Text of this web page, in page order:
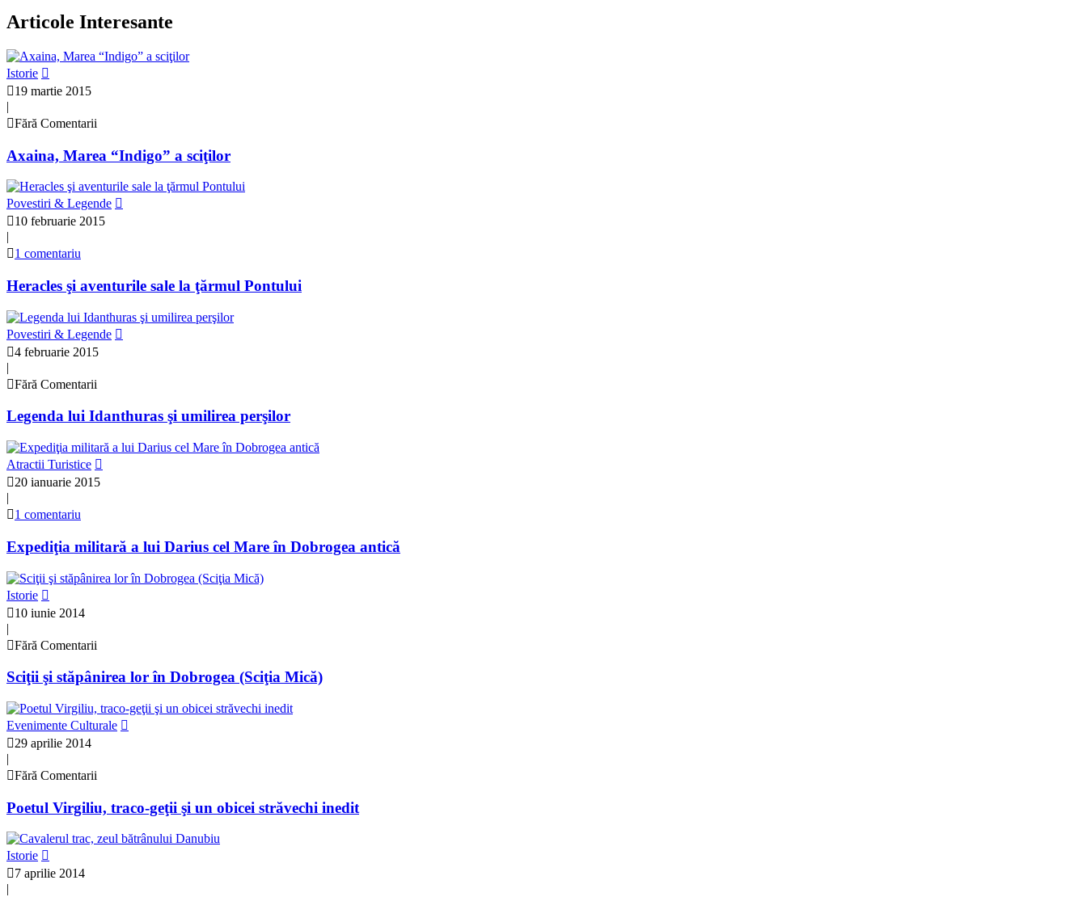
Articole Interesante
Istorie
19 martie 2015
|
Fără Comentarii
Axaina, Marea “Indigo” a sciţilor
Povestiri & Legende
10 februarie 2015
|
1 comentariu
Heracles şi aventurile sale la ţărmul Pontului
Povestiri & Legende
4 februarie 2015
|
Fără Comentarii
Legenda lui Idanthuras şi umilirea perşilor
Atractii Turistice
20 ianuarie 2015
|
1 comentariu
Expediţia militară a lui Darius cel Mare în Dobrogea antică
Istorie
10 iunie 2014
|
Fără Comentarii
Sciţii şi stăpânirea lor în Dobrogea (Sciţia Mică)
Evenimente Culturale
29 aprilie 2014
|
Fără Comentarii
Poetul Virgiliu, traco-geţii şi un obicei străvechi inedit
Istorie
7 aprilie 2014
|